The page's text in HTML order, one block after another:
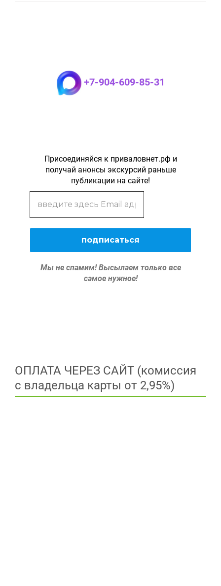
+7-904-609-85-31
Присоединяйся к приваловнет.рф и
получай анонсы экскурсий раньше
публикации на сайте!
Мы не спамим! Высылаем только все
самое нужное!
ОПЛАТА ЧЕРЕЗ САЙТ (комиссия
с владельца карты от 2,95%)